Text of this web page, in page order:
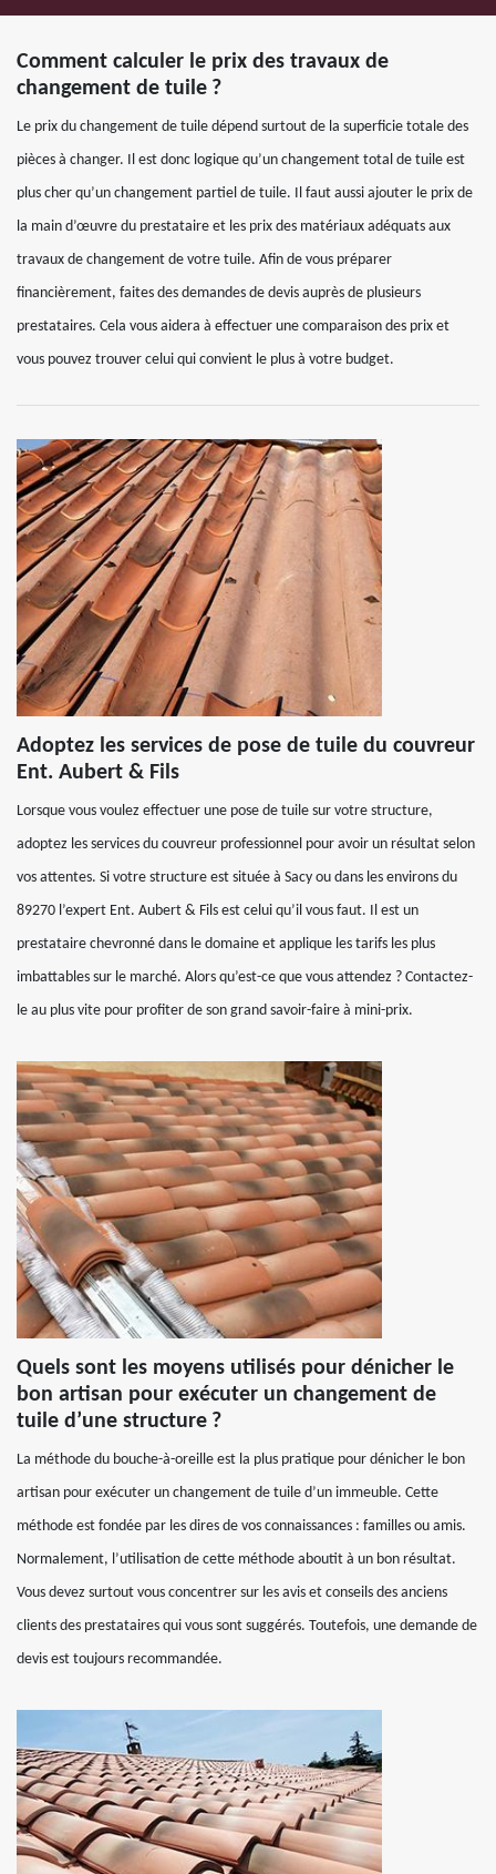
Comment calculer le prix des travaux de
changement de tuile ?
Le prix du changement de tuile dépend surtout de la superficie totale des
pièces à changer. Il est donc logique qu’un changement total de tuile est
plus cher qu’un changement partiel de tuile. Il faut aussi ajouter le prix de
la main d’œuvre du prestataire et les prix des matériaux adéquats aux
travaux de changement de votre tuile. Afin de vous préparer
financièrement, faites des demandes de devis auprès de plusieurs
prestataires. Cela vous aidera à effectuer une comparaison des prix et
vous pouvez trouver celui qui convient le plus à votre budget.
Adoptez les services de pose de tuile du couvreur
Ent. Aubert & Fils
Lorsque vous voulez effectuer une pose de tuile sur votre structure,
adoptez les services du couvreur professionnel pour avoir un résultat selon
vos attentes. Si votre structure est située à Sacy ou dans les environs du
89270 l’expert Ent. Aubert & Fils est celui qu’il vous faut. Il est un
prestataire chevronné dans le domaine et applique les tarifs les plus
imbattables sur le marché. Alors qu’est-ce que vous attendez ? Contactez-
le au plus vite pour profiter de son grand savoir-faire à mini-prix.
Quels sont les moyens utilisés pour dénicher le
bon artisan pour exécuter un changement de
tuile d’une structure ?
La méthode du bouche-à-oreille est la plus pratique pour dénicher le bon
artisan pour exécuter un changement de tuile d’un immeuble. Cette
méthode est fondée par les dires de vos connaissances : familles ou amis.
Normalement, l’utilisation de cette méthode aboutit à un bon résultat.
Vous devez surtout vous concentrer sur les avis et conseils des anciens
clients des prestataires qui vous sont suggérés. Toutefois, une demande de
devis est toujours recommandée.